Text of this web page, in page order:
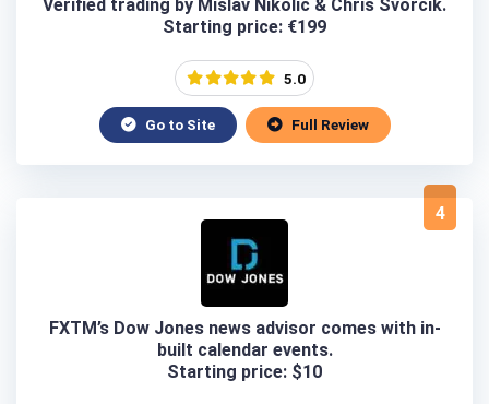
Verified trading by Mislav Nikolic & Chris Svorcik.
Starting price: €199
5.0
Go to Site Full Review
4
FXTM’s Dow Jones news advisor comes with in-
built calendar events.
Starting price: $10